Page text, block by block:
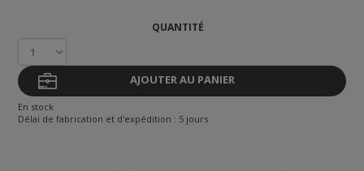
QUANTITÉ
AJOUTER AU PANIER
En stock
Délai de fabrication et d'expédition : 5 jours